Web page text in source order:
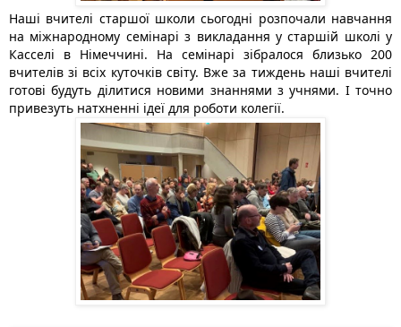
Наші вчителі старшої школи сьогодні розпочали навчання
на міжнародному семінарі з викладання у старшій школі у
Касселі в Німеччині. На семінарі зібралося близько 200
вчителів зі всіх куточків світу. Вже за тиждень наші вчителі
готові будуть ділитися новими знаннями з учнями. І точно
привезуть натхненні ідеї для роботи колегії.